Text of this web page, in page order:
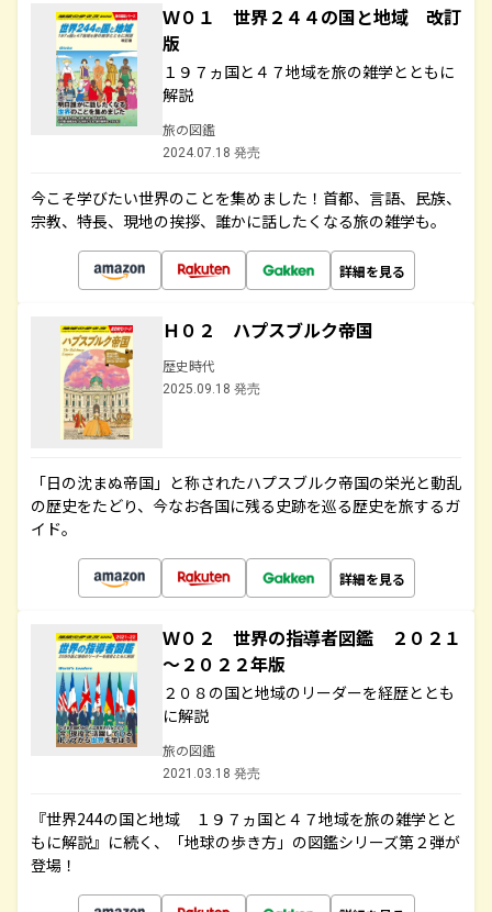
Ｗ０１ 世界２４４の国と地域 改訂
版
１９７ヵ国と４７地域を旅の雑学とともに
解説
旅の図鑑
2024.07.18 発売
今こそ学びたい世界のことを集めました！首都、言語、民族、
宗教、特長、現地の挨拶、誰かに話したくなる旅の雑学も。
詳細を見る
Ｈ０２ ハプスブルク帝国
歴史時代
2025.09.18 発売
「日の沈まぬ帝国」と称されたハプスブルク帝国の栄光と動乱
の歴史をたどり、今なお各国に残る史跡を巡る歴史を旅するガ
イド。
詳細を見る
Ｗ０２ 世界の指導者図鑑 ２０２１
～２０２２年版
２０８の国と地域のリーダーを経歴ととも
に解説
旅の図鑑
2021.03.18 発売
『世界244の国と地域 １９７ヵ国と４７地域を旅の雑学とと
もに解説』に続く、「地球の歩き方」の図鑑シリーズ第２弾が
登場！